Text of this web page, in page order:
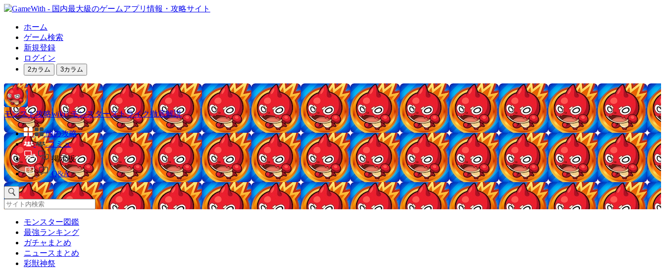
ホーム
ゲーム検索
新規登録
ログイン
2カラム 3カラム
モンスト攻略wiki | モンスターストライク徹底解説
他の攻略
コミュ
掲示板
Q&A
モンスター図鑑
最強ランキング
ガチャまとめ
ニュースまとめ
彩獣神祭